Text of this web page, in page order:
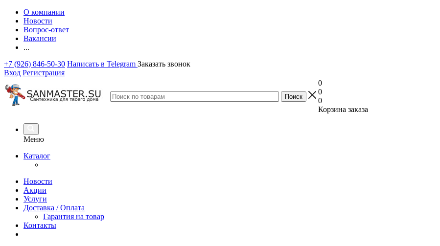
О компании
Новости
Вопрос-ответ
Вакансии
...
+7 (926) 846-50-30 Написать в Telegram Заказать звонок
Вход Регистрация
0
0
0
Корзина заказа
Меню
Каталог
Новости
Акции
Услуги
Доставка / Оплата
Гарантия на товар
Контакты